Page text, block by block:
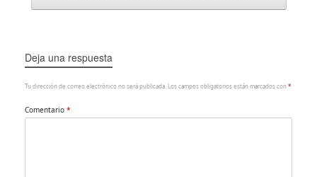
Deja una respuesta
Tu dirección de correo electrónico no será publicada. Los campos obligatorios están marcados con*
Comentario *